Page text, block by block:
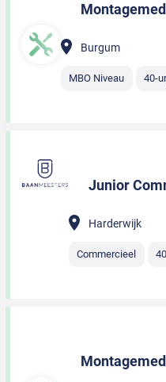
Burgum
MBO Niveau 40-
Junior
Harderwijk
Commercieel